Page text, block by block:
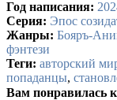
Год написания:
Серия: Эпос
Жанры: Бояръ-
фэнтези
Теги: авторский
попаданцы,
Вам понравилась